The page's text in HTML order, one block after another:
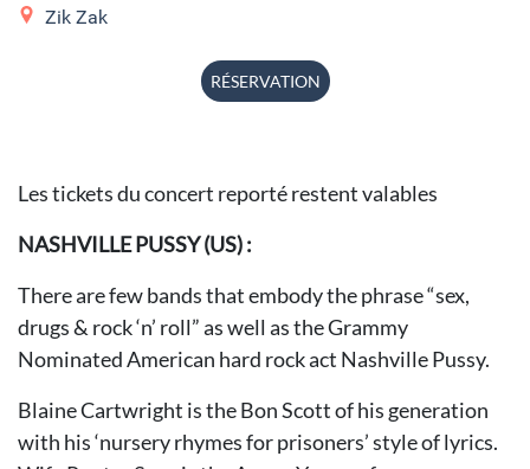
Zik Zak
RÉSERVATION
Les tickets du concert reporté restent valables
NASHVILLE PUSSY (US) :
There are few bands that embody the phrase “sex,
drugs & rock ‘n’ roll” as well as the Grammy
Nominated American hard rock act Nashville Pussy.
Blaine Cartwright is the Bon Scott of his generation
with his ‘nursery rhymes for prisoners’ style of lyrics.